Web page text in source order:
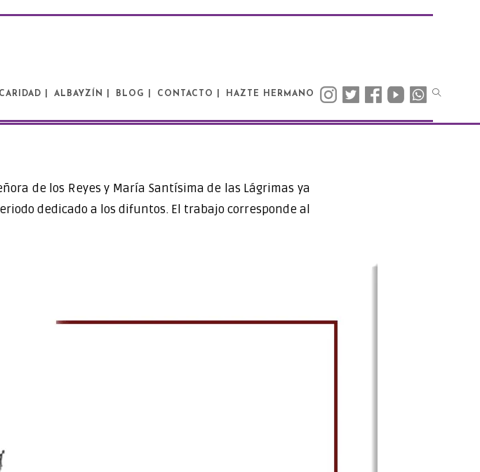
CARIDAD | ALBAYZÍN | BLOG | CONTACTO | HAZTE HERMANO
de los Reyes y María Santísima de las Lágrimas ya
dedicado a los difuntos. El trabajo corresponde al